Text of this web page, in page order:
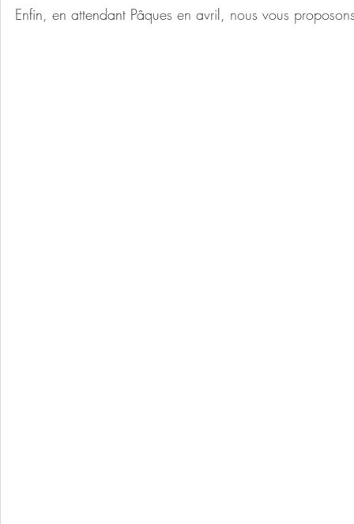
Enfin, en attendant Pâques en avril, nous vous